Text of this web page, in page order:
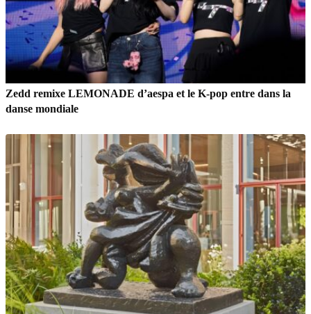
Zedd remixe LEMONADE d’aespa et le K-pop entre dans la
danse mondiale